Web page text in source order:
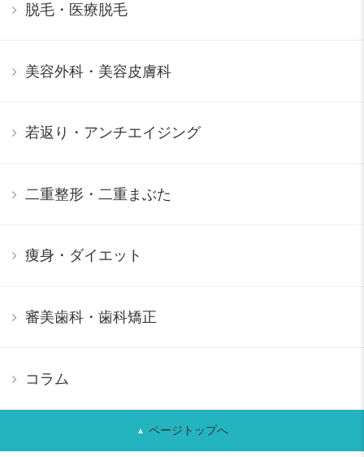
脱毛・医療脱毛
美容外科・美容皮膚科
若返り・アンチエイジング
二重整形・二重まぶた
痩身・ダイエット
審美歯科・歯科矯正
コラム
ページトップへ